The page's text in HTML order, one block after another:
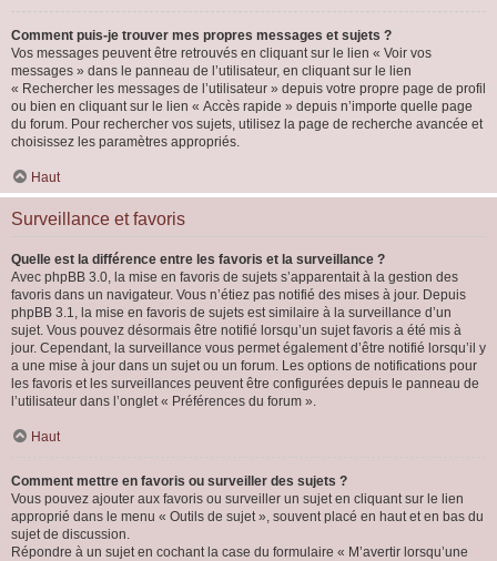
Comment puis-je trouver mes propres messages et sujets ?
Vos messages peuvent être retrouvés en cliquant sur le lien « Voir vos
messages » dans le panneau de l’utilisateur, en cliquant sur le lien
« Rechercher les messages de l’utilisateur » depuis votre propre page de profil
ou bien en cliquant sur le lien « Accès rapide » depuis n’importe quelle page
du forum. Pour rechercher vos sujets, utilisez la page de recherche avancée et
choisissez les paramètres appropriés.
Haut
Surveillance et favoris
Quelle est la différence entre les favoris et la surveillance ?
Avec phpBB 3.0, la mise en favoris de sujets s’apparentait à la gestion des
favoris dans un navigateur. Vous n’étiez pas notifié des mises à jour. Depuis
phpBB 3.1, la mise en favoris de sujets est similaire à la surveillance d’un
sujet. Vous pouvez désormais être notifié lorsqu’un sujet favoris a été mis à
jour. Cependant, la surveillance vous permet également d’être notifié lorsqu’il y
a une mise à jour dans un sujet ou un forum. Les options de notifications pour
les favoris et les surveillances peuvent être configurées depuis le panneau de
l’utilisateur dans l’onglet « Préférences du forum ».
Haut
Comment mettre en favoris ou surveiller des sujets ?
Vous pouvez ajouter aux favoris ou surveiller un sujet en cliquant sur le lien
approprié dans le menu « Outils de sujet », souvent placé en haut et en bas du
sujet de discussion.
Répondre à un sujet en cochant la case du formulaire « M’avertir lorsqu’une